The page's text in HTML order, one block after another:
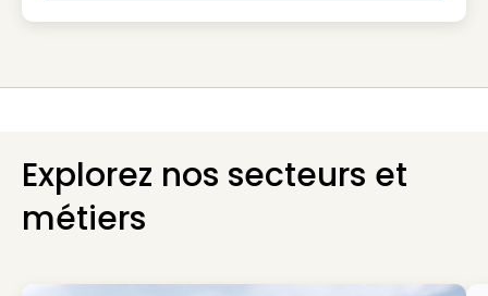
Explorez nos secteurs et
métiers